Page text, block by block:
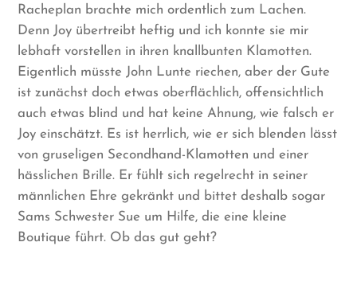
Racheplan brachte mich ordentlich zum Lachen.
Denn Joy übertreibt heftig und ich konnte sie mir
lebhaft vorstellen in ihren knallbunten Klamotten.
Eigentlich müsste John Lunte riechen, aber der Gute
ist zunächst doch etwas oberflächlich, offensichtlich
auch etwas blind und hat keine Ahnung, wie falsch er
Joy einschätzt. Es ist herrlich, wie er sich blenden lässt
von gruseligen Secondhand-Klamotten und einer
hässlichen Brille. Er fühlt sich regelrecht in seiner
männlichen Ehre gekränkt und bittet deshalb sogar
Sams Schwester Sue um Hilfe, die eine kleine
Boutique führt. Ob das gut geht?